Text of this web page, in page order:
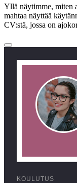
Yllä näytimme, miten
mahtaa näyttää
CV:stä, jossa on